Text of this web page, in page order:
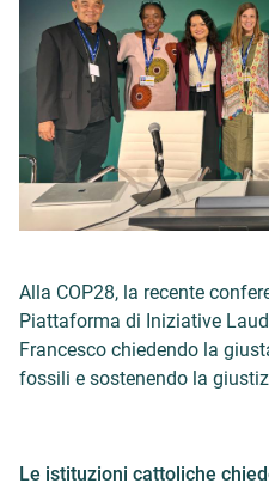
Alla COP28, la recente
Piattaforma di Iniziative
Francesco chiedendo la
fossili e sostenendo la
Le istituzioni cattoliche